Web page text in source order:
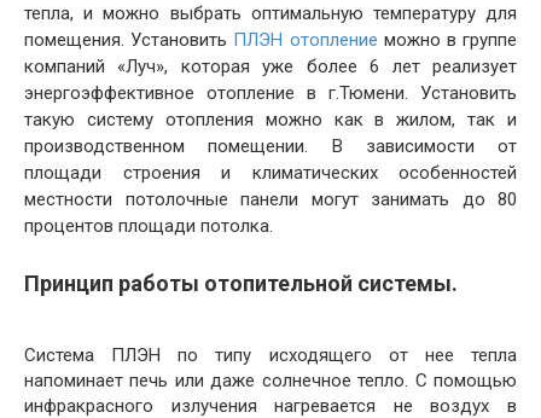
тепла, и можно выбрать оптимальную температуру для
помещения. Установить ПЛЭН отопление можно в группе
компаний «Луч», которая уже более 6 лет реализует
энергоэффективное отопление в г.Тюмени. Установить
такую систему отопления можно как в жилом, так и
производственном помещении. В зависимости от
площади строения и климатических особенностей
местности потолочные панели могут занимать до 80
процентов площади потолка.
Принцип работы отопительной системы.
Система ПЛЭН по типу исходящего от нее тепла
напоминает печь или даже солнечное тепло. С помощью
инфракрасного излучения нагревается не воздух в